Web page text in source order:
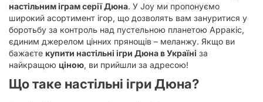
настільним іграм серії Дюна. У Joy ми пропонуємо
широкий асортимент ігор, що дозволять вам зануритися у
боротьбу за контроль над пустельною планетою Арракіс,
єдиним джерелом цінних прянощів – меланжу. Якщо ви
бажаєте купити настільні ігри Дюна в Україні за
найкращою ціною, ви прийшли за адресою!
Що таке настільні ігри Дюна?